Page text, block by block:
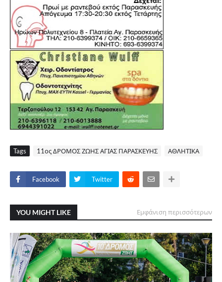
Tags 11ος ΔΡΟΜΟΣ ΖΩΗΣ ΑΓΙΑΣ ΠΑΡΑΣΚΕΥΗΣ ΑΘΛΗΤΙΚΑ
Facebook Twitter
YOU MIGHT LIKE Εμφάνιση περισσότερων